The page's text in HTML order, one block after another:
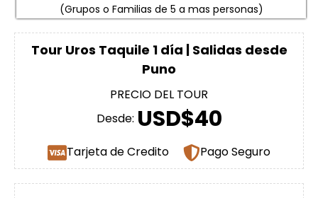
(Grupos o Familias de 5 a mas personas)
Tour Uros Taquile 1 día | Salidas desde
Puno
PRECIO DEL TOUR
Desde: USD$40
Tarjeta de Credito Pago Seguro